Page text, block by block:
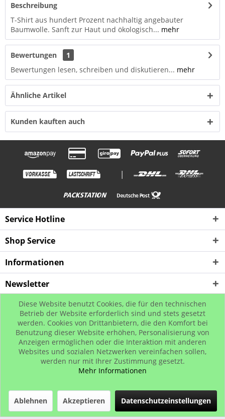
Beschreibung
T-Shirt aus hundert Prozent nachhaltig angebauter
Baumwolle. Sanft zur Haut und ökologisch... mehr
Bewertungen
1
Bewertungen lesen, schreiben und diskutieren... mehr
Ähnliche Artikel
Kunden kauften auch
|
Service Hotline
Shop Service
Informationen
Newsletter
* Alle Preise inkl. gesetzl. Mehrwertsteuer zzgl. Versandkosten, wenn nicht
anders beschrieben
© www.urban-street-shop.com
Diese Website benutzt Cookies, die für den technischen
Betrieb der Website erforderlich sind und stets gesetzt
werden. Cookies von Drittanbietern, die den Komfort bei
Benutzung dieser Website erhöhen, Personalisierung von
Anzeigen ermöglichen oder die Interaktion mit anderen
Websites und sozialen Netzwerken vereinfachen sollen,
werden nur mit Ihrer Zustimmung gesetzt.
Mehr Informationen
Ablehnen Akzeptieren Datenschutzeinstellungen